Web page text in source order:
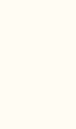
Il progetto